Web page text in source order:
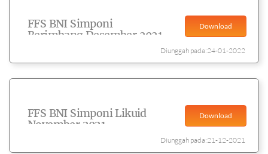
FFS BNI Simponi
Berimbang Desember 2021
Download
Diunggah pada:24-01-2022
FFS BNI Simponi Likuid
November 2021
Download
Diunggah pada:21-12-2021